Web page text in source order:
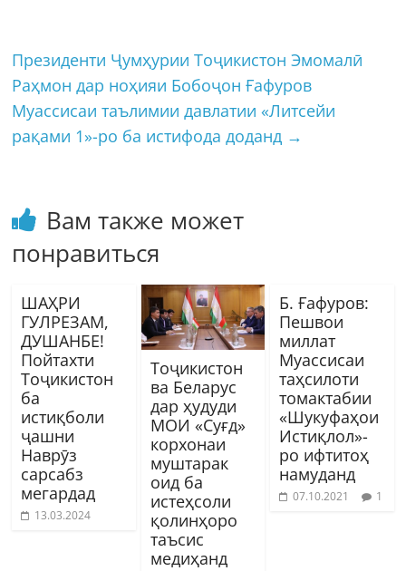
Президенти Ҷумҳурии Тоҷикистон Эмомалӣ
Раҳмон дар ноҳияи Бобоҷон Ғафуров
Муассисаи таълимии давлатии «Литсейи
рақами 1»-ро ба истифода доданд →
Вам также может
понравиться
ШАҲРИ
ГУЛРЕЗАМ,
ДУШАНБЕ!
Пойтахти
Тоҷикистон
ба
истиқболи
ҷашни
Наврӯз
сарсабз
мегардад
13.03.2024
Тоҷикистон
ва Беларус
дар ҳудуди
МОИ «Суғд»
корхонаи
муштарак
оид ба
истеҳсоли
қолинҳоро
таъсис
медиҳанд
Б. Ғафуров:
Пешвои
миллат
Муассисаи
таҳсилоти
томактабии
«Шукуфаҳои
Истиқлол»-
ро ифтитоҳ
намуданд
07.10.2021 1